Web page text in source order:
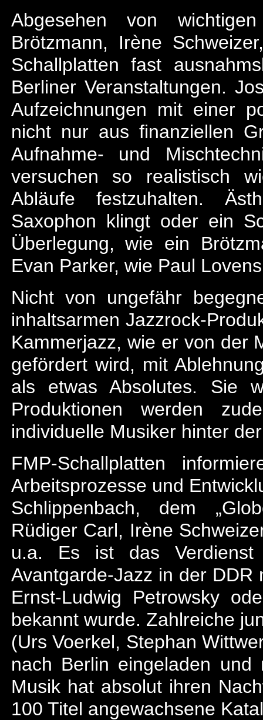
Abgesehen von
Brötzmann, Irène
Schallplatten fast
Berliner Veranstaltungen.
Aufzeichnungen mit einer
nicht nur aus finanziellen
Aufnahme- und
versuchen so realistisch
Abläufe festzuhalten.
Saxophon klingt oder ein
Überlegung, wie ein
Evan Parker, wie Paul
Nicht von ungefähr
inhaltsarmen Jazzrock-
Kammerjazz, wie er von der
gefördert wird, mit
als etwas Absolutes. Sie
Produktionen werden
individuelle Musiker hinter
FMP-Schallplatten
Arbeitsprozesse und
Schlippenbach, dem
Rüdiger Carl, Irène
u.a. Es ist das
Avantgarde-Jazz in der
Ernst-Ludwig Petrowsky
bekannt wurde. Zahlreiche
(Urs Voerkel, Stephan
nach Berlin eingeladen
Musik hat absolut ihren
100 Titel angewachsene